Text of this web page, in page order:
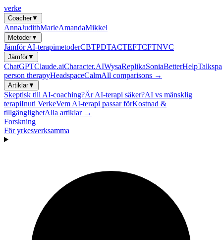
verke
Coacher▼
AnnaJudithMarieAmandaMikkel
Metoder▼
Jämför AI-terapimetoderCBTPDTACTEFTCFTNVC
Jämför▼
ChatGPTClaude.aiCharacter.AIWysaReplikaSoniaBetterHelp
person therapyHeadspaceCalmAll comparisons →
Artiklar▼
Skeptisk till AI-coaching?Är AI-terapi säker?AI vs mänsklig
terapiInuti VerkeVem AI-terapi passar förKostnad &
tillgänglighetAlla artiklar →
Forskning
För yrkesverksamma